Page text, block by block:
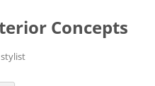
Concepts